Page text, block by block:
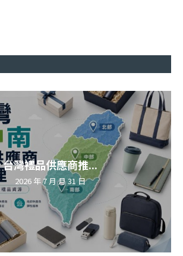
台灣禮品供應商推...
2026 年 7 月 月 31 日